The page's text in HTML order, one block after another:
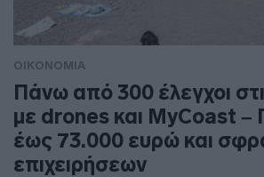
ΟΙΚΟΝΟΜΙΑ
Πάνω από 300 έλεγχοι
με drones και MyCoast –
έως 73.000 ευρώ και
επιχειρήσεων